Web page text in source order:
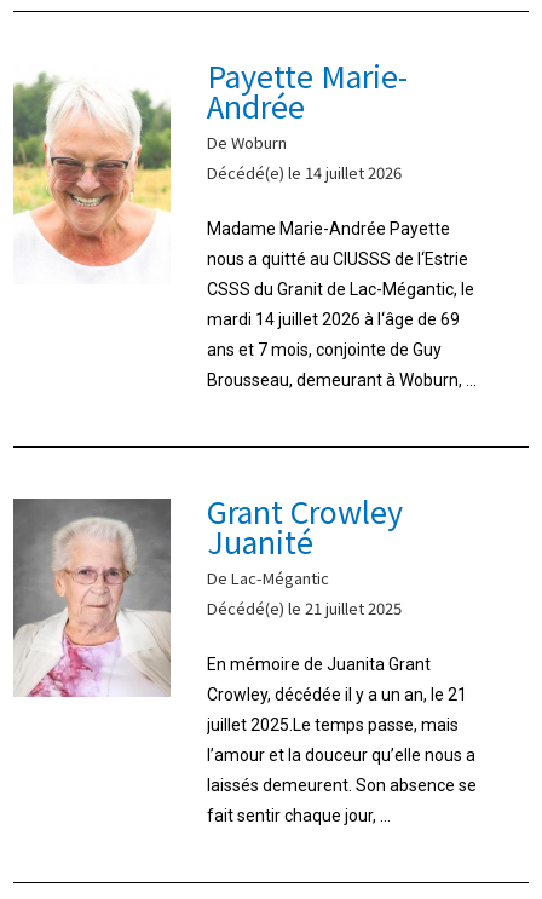
Payette Marie-
Andrée
De Woburn
Décédé(e) le 14 juillet 2026
Madame Marie-Andrée Payette
nous a quitté au CIUSSS de l‘Estrie
CSSS du Granit de Lac-Mégantic, le
mardi 14 juillet 2026 à l‘âge de 69
ans et 7 mois, conjointe de Guy
Brousseau, demeurant à Woburn, ...
Grant Crowley
Juanité
De Lac-Mégantic
Décédé(e) le 21 juillet 2025
En mémoire de Juanita Grant
Crowley, décédée il y a un an, le 21
juillet 2025.Le temps passe, mais
l’amour et la douceur qu’elle nous a
laissés demeurent. Son absence se
fait sentir chaque jour, ...